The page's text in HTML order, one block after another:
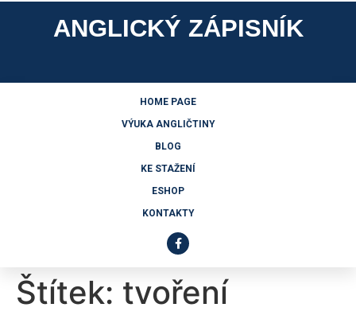
ANGLICKÝ ZÁPISNÍK
HOME PAGE
VÝUKA ANGLIČTINY
BLOG
KE STAŽENÍ
ESHOP
KONTAKTY
Štítek: tvoření